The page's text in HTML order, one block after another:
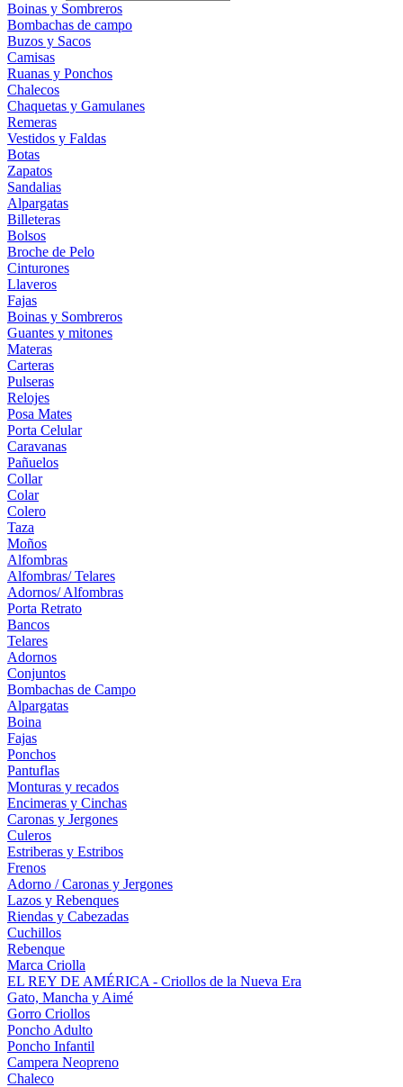
Boinas y Sombreros
Bombachas de campo
Buzos y Sacos
Camisas
Ruanas y Ponchos
Chalecos
Chaquetas y Gamulanes
Remeras
Vestidos y Faldas
Botas
Zapatos
Sandalias
Alpargatas
Billeteras
Bolsos
Broche de Pelo
Cinturones
Llaveros
Fajas
Boinas y Sombreros
Guantes y mitones
Materas
Carteras
Pulseras
Relojes
Posa Mates
Porta Celular
Caravanas
Pañuelos
Collar
Colar
Colero
Taza
Moños
Alfombras
Alfombras/ Telares
Adornos/ Alfombras
Porta Retrato
Bancos
Telares
Adornos
Conjuntos
Bombachas de Campo
Alpargatas
Boina
Fajas
Ponchos
Pantuflas
Monturas y recados
Encimeras y Cinchas
Caronas y Jergones
Culeros
Estriberas y Estribos
Frenos
Adorno / Caronas y Jergones
Lazos y Rebenques
Riendas y Cabezadas
Cuchillos
Rebenque
Marca Criolla
EL REY DE AMÉRICA - Criollos de la Nueva Era
Gato, Mancha y Aimé
Gorro Criollos
Poncho Adulto
Poncho Infantil
Campera Neopreno
Chaleco